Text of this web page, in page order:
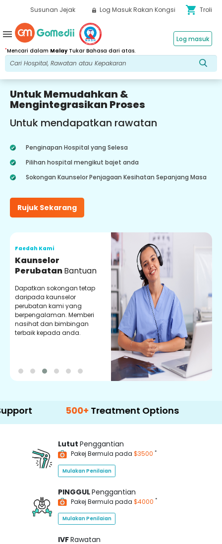
Susunan Jejak Log Masuk Rakan Kongsi shopping_cart Troli
*Mencari dalam MalayTukar Bahasa dari atas.
Log masuk
menu
Untuk Memudahkan &
Mengintegrasikan Proses
Untuk mendapatkan rawatan
Penginapan Hospital yang Selesa
Pilihan hospital mengikut bajet anda
Sokongan Kaunselor Penjagaan Kesihatan Sepanjang Masa
Rujuk Sekarang
Faedah Kami
Kaunselor
PerubatanBantuan
Dapatkan sokongan tetap
daripada kaunselor
perubatan kami yang
berpengalaman. Memberi
nasihat dan bimbingan
terbaik kepada anda.
500+ Treatment Options
Lutut Penggantian
Pakej Bermula pada $3500 *
Mulakan Penilaian
PINGGULPenggantian
Pakej Bermula pada $4000 *
Mulakan Penilaian
IVFRawatan